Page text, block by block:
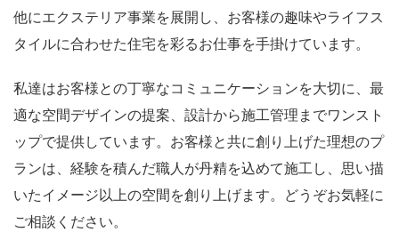
他にエクステリア事業を展開し、お客様の趣味やライフス
タイルに合わせた住宅を彩るお仕事を手掛けています。
私達はお客様との丁寧なコミュニケーションを大切に、最
適な空間デザインの提案、設計から施工管理までワンスト
ップで提供しています。お客様と共に創り上げた理想のプ
ランは、経験を積んだ職人が丹精を込めて施工し、思い描
いたイメージ以上の空間を創り上げます。どうぞお気軽に
ご相談ください。